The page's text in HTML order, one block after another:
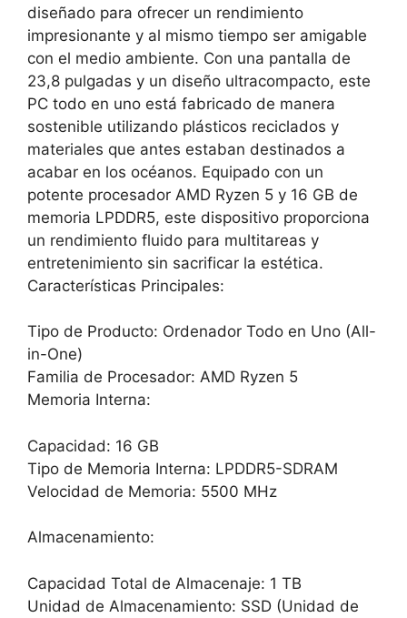
diseñado para ofrecer un rendimiento
impresionante y al mismo tiempo ser amigable
con el medio ambiente. Con una pantalla de
23,8 pulgadas y un diseño ultracompacto, este
PC todo en uno está fabricado de manera
sostenible utilizando plásticos reciclados y
materiales que antes estaban destinados a
acabar en los océanos. Equipado con un
potente procesador AMD Ryzen 5 y 16 GB de
memoria LPDDR5, este dispositivo proporciona
un rendimiento fluido para multitareas y
entretenimiento sin sacrificar la estética.
Características Principales:
Tipo de Producto: Ordenador Todo en Uno (All-
in-One)
Familia de Procesador: AMD Ryzen 5
Memoria Interna:
Capacidad: 16 GB
Tipo de Memoria Interna: LPDDR5-SDRAM
Velocidad de Memoria: 5500 MHz
Almacenamiento:
Capacidad Total de Almacenaje: 1 TB
Unidad de Almacenamiento: SSD (Unidad de